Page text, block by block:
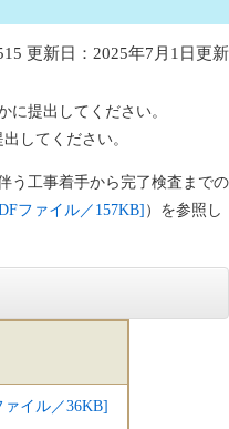
更新日：2025年7月1日更新
に提出してください。
してください。
う工事着手から完了検査までの
ファイル／157KB]）を参照し
ァイル／36KB]